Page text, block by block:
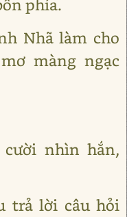
phía.
Nhã làm cho
màng ngạc
cười nhìn hắn,
trả lời câu hỏi